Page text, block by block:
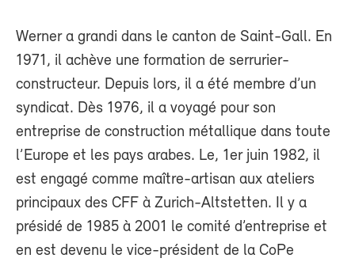
Werner a grandi dans le canton de Saint-Gall. En
1971, il achève une formation de serrurier-
constructeur. Depuis lors, il a été membre d’un
syndicat. Dès 1976, il a voyagé pour son
entreprise de construction métallique dans toute
l’Europe et les pays arabes. Le, 1er juin 1982, il
est engagé comme maître-artisan aux ateliers
principaux des CFF à Zurich-Altstetten. Il y a
présidé de 1985 à 2001 le comité d’entreprise et
en est devenu le vice-président de la CoPe